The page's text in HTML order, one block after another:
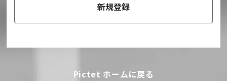
新規登録
Pictet ホームに戻る